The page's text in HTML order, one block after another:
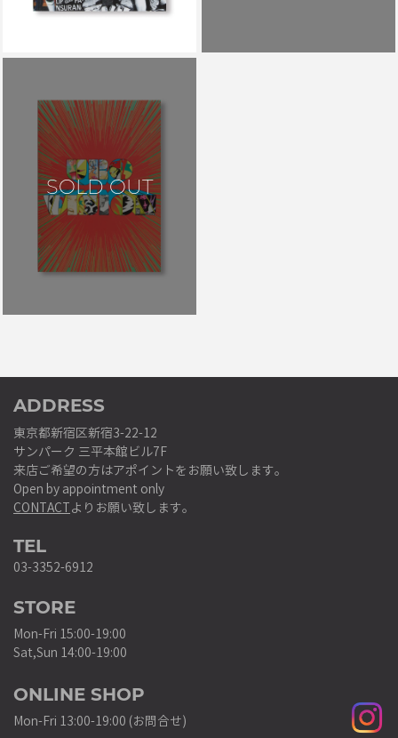
SOLD OUT
ADDRESS
東京都新宿区新宿3-22-12
サンパーク 三平本館ビル7F
来店ご希望の方はアポイントをお願い致します。
Open by appointment only
CONTACTよりお願い致します。
TEL
03-3352-6912
STORE
Mon-Fri 15:00-19:00
Sat,Sun 14:00-19:00
ONLINE SHOP
Mon-Fri 13:00-19:00 (お問合せ)